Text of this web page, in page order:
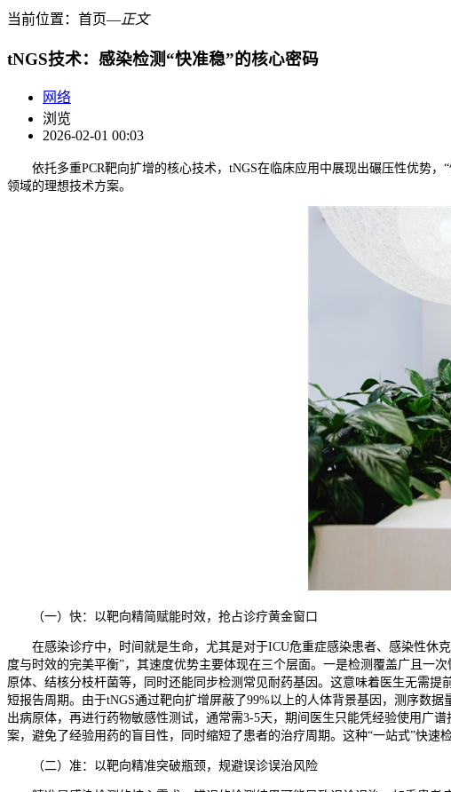
当前位置： 首页―正文
tNGS技术：感染检测“快准稳”的核心密码
网络
浏览
2026-02-01 00:03
依托多重PCR靶向扩增的核心技术，tNGS在临床应用中展现出碾压性优势
领域的理想技术方案。
（一）快：以靶向精简赋能时效，抢占诊疗黄金窗口
在感染诊疗中，时间就是生命，尤其是对于ICU危重症感染患者、感染性休
度与时效的完美平衡”，其速度优势主要体现在三个层面。一是检测覆盖广且一
原体、结核分枝杆菌等，同时还能同步检测常见耐药基因。这意味着医生无需
短报告周期。由于tNGS通过靶向扩增屏蔽了99%以上的人体背景基因，测序数
出病原体，再进行药物敏感性测试，通常需3-5天，期间医生只能凭经验使用广
案，避免了经验用药的盲目性，同时缩短了患者的治疗周期。这种“一站式”快速
（二）准：以靶向精准突破瓶颈，规避误诊误治风险